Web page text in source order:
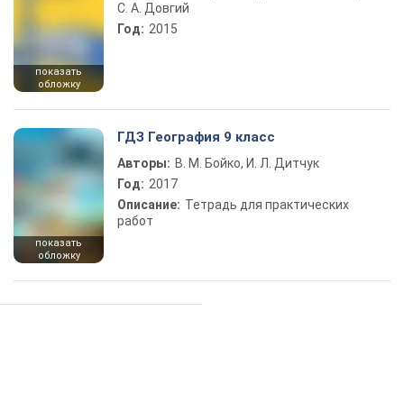
показать
обложку
С. А. Довгий
Год: 2015
показать
обложку
ГДЗ География 9 класс
Авторы: В. М. Бойко, И. Л. Дитчук
Год: 2017
Описание: Тетрадь для практических
работ